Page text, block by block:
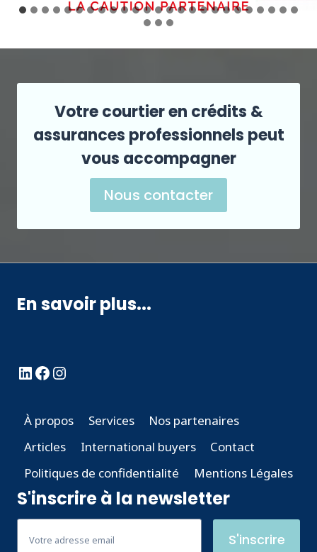
Votre courtier en crédits &
assurances professionnels peut
vous accompagner
Nous contacter
En savoir plus...
LinkedIn
Facebook
Instagram
À propos Services
Nos partenaires
Articles
International buyers
Contact
Politiques de confidentialité
Mentions Légales
S'inscrire à la newsletter
S'inscrire